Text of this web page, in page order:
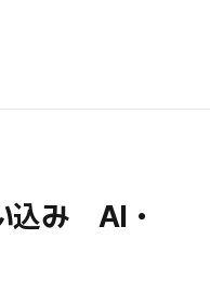
込み AI・